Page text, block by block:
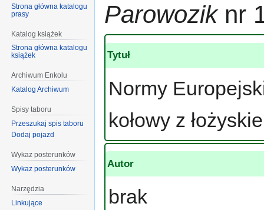
Parowoziknr
Tytuł
Normy
kołowy z
Autor
brak
Strona główna katalogu
prasy
Katalog książek
Strona główna katalogu
książek
Archiwum Enkolu
Katalog Archiwum
Spisy taboru
Przeszukaj spis taboru
Dodaj pojazd
Wykaz posterunków
Wykaz posterunków
Narzędzia
Linkujące